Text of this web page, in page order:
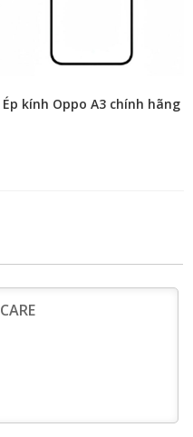
Ép kính Oppo A3 chính hãng